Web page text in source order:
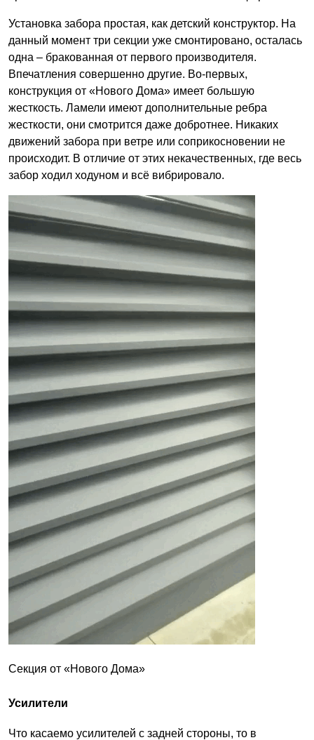
Установка забора простая, как детский конструктор. На
данный момент три секции уже смонтировано, осталась
одна – бракованная от первого производителя.
Впечатления совершенно другие. Во-первых,
конструкция от «Нового Дома» имеет большую
жесткость. Ламели имеют дополнительные ребра
жесткости, они смотрится даже добротнее. Никаких
движений забора при ветре или соприкосновении не
происходит. В отличие от этих некачественных, где весь
забор ходил ходуном и всё вибрировало.
Секция от «Нового Дома»
Усилители
Что касаемо усилителей с задней стороны, то в